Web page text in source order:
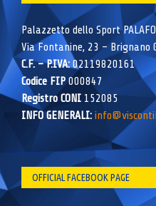
Palazzetto dello Sport
Via Fontanine, 23 – Brignano
C.F. – P.IVA:02119820161
Codice FIP000847
Registro CONI 152085
INFO GENERALI:
OFFICIAL FACEBOOK PAGE